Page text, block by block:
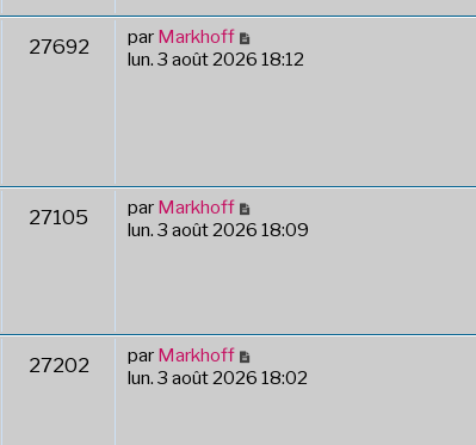
27692 par Markhoff
lun. 3 août 2026 18:12
27105 par Markhoff
lun. 3 août 2026 18:09
27202 par Markhoff
lun. 3 août 2026 18:02